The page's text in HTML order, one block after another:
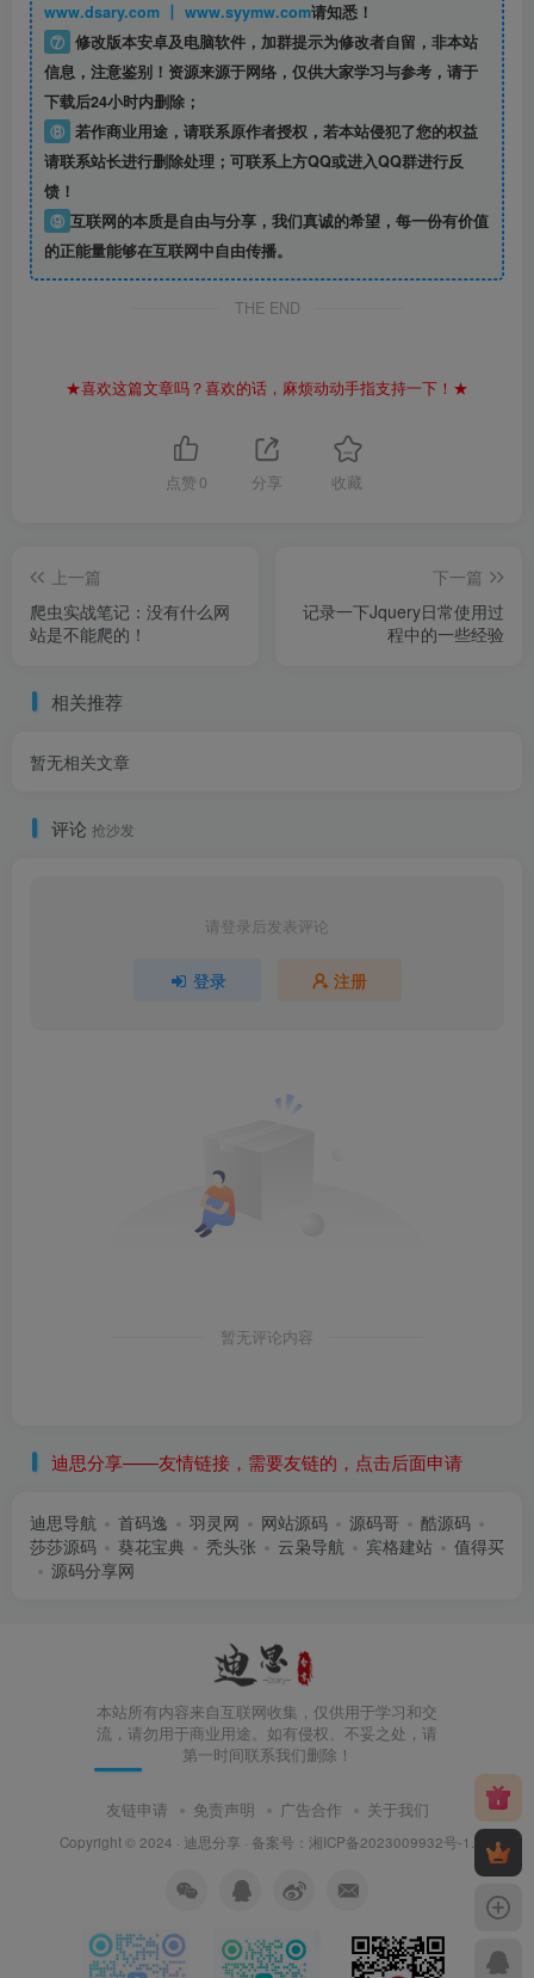
www.dsary.com 丨 www.syymw.com请知悉！
⑦ 修改版本安卓及电脑软件，加群提示为修改者自留， 非本站
信息，注意鉴别！资源来源于网络，仅供大家学习与参考，请于
下载后24小时内删除；
⑧ 若作商业用途，请联系原作者授权，若本站侵犯了您的权益
请联系站长进行删除处理；可联系上方QQ或进入QQ群进行反
馈！
⑨ 互联网的本质是自由与分享，我们真诚的希望，每一份有价值
的正能量能够在互联网中自由传播。
THE END
★喜欢这篇文章吗？喜欢的话，麻烦动动手指支持一下！★
点赞 0 分享 收藏
上一篇
爬虫实战笔记：没有什么网
站是不能爬的！
下一篇
记录一下Jquery日常使用过
程中的一些经验
相关推荐
暂无相关文章
评论 抢沙发
请登录后发表评论
登录 注册
暂无评论内容
迪思分享——友情链接，需要友链的，点击后面申请
迪思导航 首码逸 羽灵网 网站源码 源码哥
酷源码
莎莎源码
葵花宝典 秃头张 云枭导航 宾格建站
值得买
源码分享网
本站所有内容来自互联网收集，仅供用于学习和交
流，请勿用于商业用途。如有侵权、不妥之处，请
第一时间联系我们删除！
友链申请 免责声明 广告合作 关于我们
Copyright © 2024 · 迪思分享 · 备案号： 湘ICP备2023009932号-1 .